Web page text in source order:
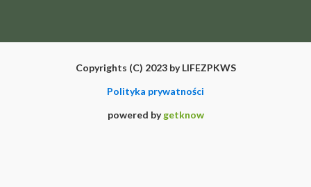
Copyrights (C) 2023 by LIFEZPKWS
Polityka prywatności
powered bygetknow